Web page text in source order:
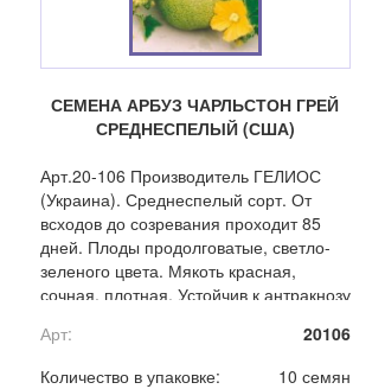
СЕМЕНА АРБУЗ ЧАРЛЬСТОН ГРЕЙ
СРЕДНЕСПЕЛЫЙ (США)
Арт.20-106 Производитель ГЕЛИОС
(Украина). Среднеспелый сорт. От
всходов до созревания проходит 85
дней. Плоды продолговатые, светло-
зеленого цвета. Мякоть красная,
сочная, плотная. Устойчив к антракнозу
Арт:
20106
Количество в упаковке:
10 семян